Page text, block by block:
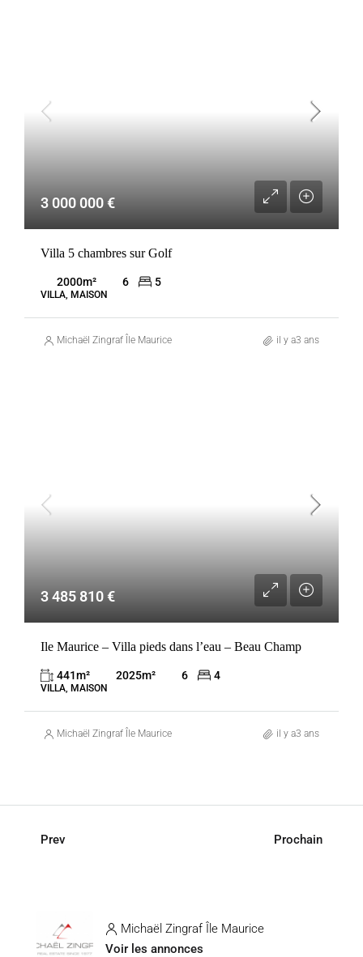
3 000 000 €
Villa 5 chambres sur Golf
2000m² 6 5
VILLA, MAISON
Michaël Zingraf Île Maurice il y a3 ans
3 485 810 €
Ile Maurice – Villa pieds dans l’eau – Beau Champ
441m² 2025m² 6 4
VILLA, MAISON
Michaël Zingraf Île Maurice il y a3 ans
Prev Prochain
Michaël Zingraf Île Maurice
Voir les annonces